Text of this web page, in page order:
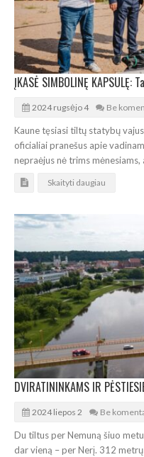
2024 rugsėjo 4 Be
Kaune tęsiasi tiltų statybų
oficialiai pranešus apie
nepraėjus nė trims
Skaityti daugiau
2024 liepos 2 Be
Du tiltus per Nemuną šiuo
dar vieną – per Nerį. 312